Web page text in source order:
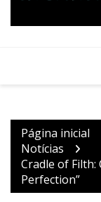
Página inicial
Notícias
Cradle of
Perfection”